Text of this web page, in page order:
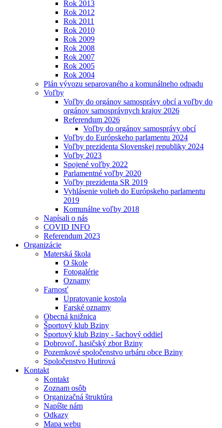
Rok 2013
Rok 2012
Rok 2011
Rok 2010
Rok 2009
Rok 2008
Rok 2007
Rok 2005
Rok 2004
Plán vývozu separovaného a komunálneho odpadu
Voľby
Voľby do orgánov samosprávy obcí a voľby do
orgánov samosprávnych krajov 2026
Referendum 2026
Voľby do orgánov samosprávy obcí
Voľby do Európskeho parlamentu 2024
Voľby prezidenta Slovenskej republiky 2024
Voľby 2023
Spojené voľby 2022
Parlamentné voľby 2020
Voľby prezidenta SR 2019
Vyhlásenie volieb do Európskeho parlamentu
2019
Komunálne voľby 2018
Napísali o nás
COVID INFO
Referendum 2023
Organizácie
Materská škola
O škole
Fotogalérie
Oznamy
Farnosť
Upratovanie kostola
Farské oznamy
Obecná knižnica
Športový klub Bziny
Športový klub Bziny - šachový oddiel
Dobrovoľ. hasičský zbor Bziny
Pozemkové spoločenstvo urbáru obce Bziny
Spoločenstvo Hutirová
Kontakt
Kontakt
Zoznam osôb
Organizačná štruktúra
Napíšte nám
Odkazy
Mapa webu